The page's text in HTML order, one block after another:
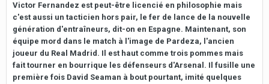
Victor Fernandez est peut-être licencié en philosophie mais
c'est aussi un tacticien hors pair, le fer de lance de la nouvelle
génération d'entraîneurs, dit-on en Espagne. Maintenant, son
équipe mord dans le match à l'image de Pardeza, l'ancien
joueur du Real Madrid. Il est haut comme trois pommes mais
fait tourner en bourrique les défenseurs d'Arsenal. Il fusille une
première fois David Seaman à bout pourtant, imité quelques